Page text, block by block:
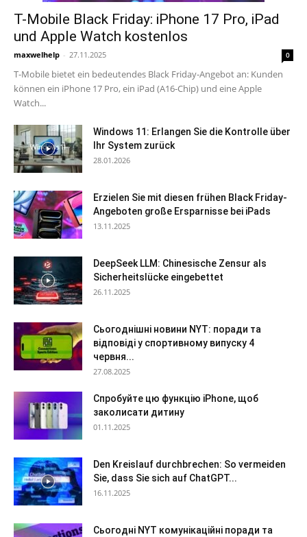
T-Mobile Black Friday: iPhone 17 Pro, iPad
und Apple Watch kostenlos
maxwelhelp - 27.11.2025 0
T-Mobile bietet ein bedeutendes Black Friday-Angebot an: Kunden
können ein iPhone 17 Pro, ein iPad (A16-Chip) und eine Apple
Watch...
Windows 11: Erlangen Sie die Kontrolle über
Ihr System zurück
28.01.2026
Erzielen Sie mit diesen frühen Black Friday-
Angeboten große Ersparnisse bei iPads
13.11.2025
DeepSeek LLM: Chinesische Zensur als
Sicherheitslücke eingebettet
26.11.2025
Сьогоднішні новини NYT: поради та
відповіді у спортивному випуску 4
червня...
27.08.2025
Спробуйте цю функцію iPhone, щоб
заколисати дитину
01.11.2025
Den Kreislauf durchbrechen: So vermeiden
Sie, dass Sie sich auf ChatGPT...
16.11.2025
Сьогодні NYT комунікаційні поради та